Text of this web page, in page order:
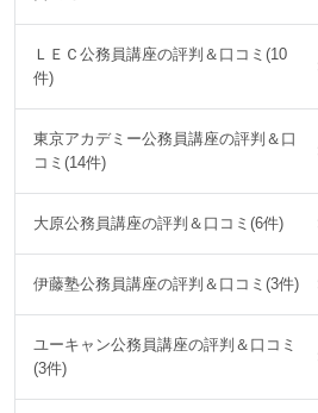
ＬＥＣ公務員講座の評判＆口コミ(10
件)
東京アカデミー公務員講座の評判＆口
コミ(14件)
大原公務員講座の評判＆口コミ(6件)
伊藤塾公務員講座の評判＆口コミ(3件)
ユーキャン公務員講座の評判＆口コミ
(3件)